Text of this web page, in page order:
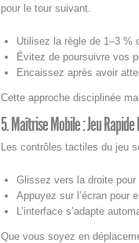
pour le tour suivant.
Utilisez la règle de 1–3 %
Évitez de poursuivre vos
Encaissez après avoir
Cette approche disciplinée
5. Maîtrise Mobile : Jeu
Les contrôles tactiles du jeu
Glissez vers la droite pour
Appuyez sur l’écran pour
L’interface s’adapte
Que vous soyez en